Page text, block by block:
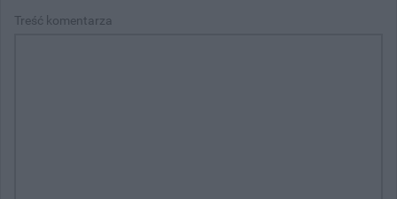
Treść komentarza